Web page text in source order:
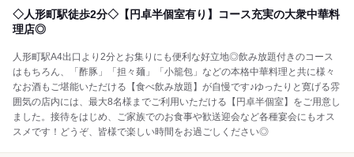
◇人形町駅徒歩2分◇【円卓半個室有り】コース充実の大衆中華料
理店◎
人形町駅A4出口より2分とお集りにも便利な好立地◎飲み放題付きのコース
はもちろん、「酢豚」「担々麺」「小籠包」などの本格中華料理と共に様々
なお酒もご堪能いただける【食べ飲み放題】が自慢です♪ゆったりと寛げる雰
囲気の店内には、最大8名様までご利用いただける【円卓半個室】をご用意し
ました。接待をはじめ、ご家族でのお食事や歓送迎会など各種宴会にもオス
スメです！どうぞ、皆様で楽しい時間をお過ごしください◎